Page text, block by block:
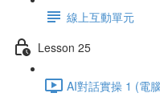
線上互動單元
Lesson 25
AI對話實操 1 (電